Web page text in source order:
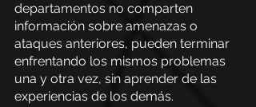
departamentos no comparten
información sobre amenazas o
ataques anteriores, pueden terminar
enfrentando los mismos problemas
una y otra vez, sin aprender de las
experiencias de los demás.